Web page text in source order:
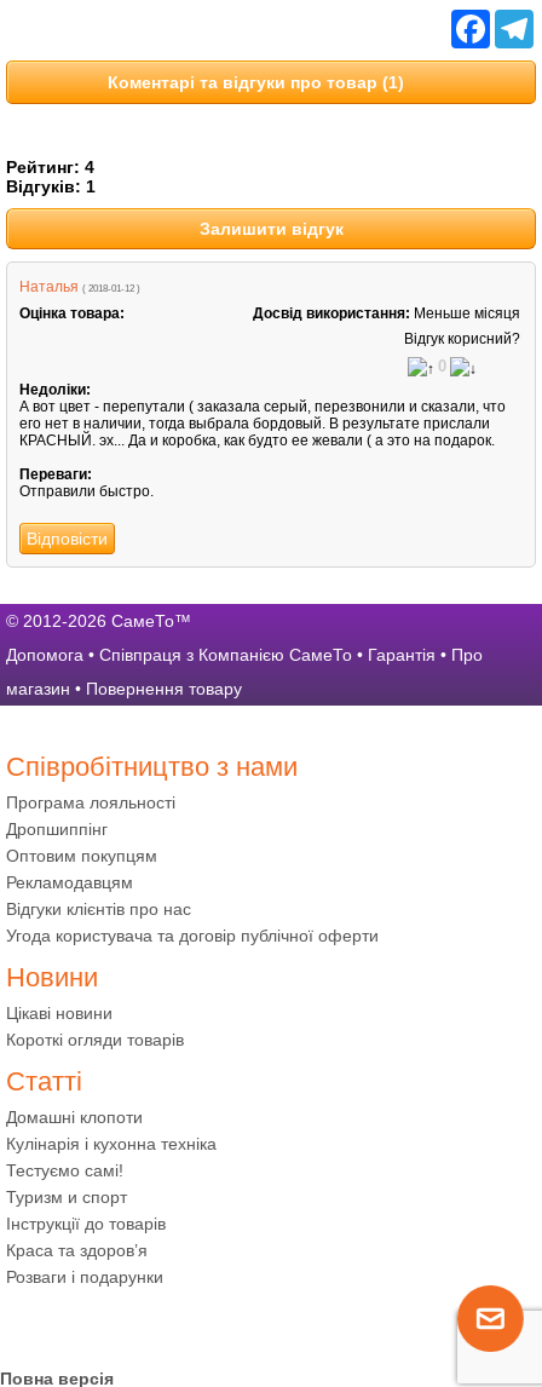
Коментарі та відгуки про товар (1)
Рейтинг: 4
Відгуків: 1
Залишити відгук
Наталья ( 2018-01-12 )
Оцінка товара: Досвід використання: Меньше місяця
Відгук корисний?
0
Недоліки:
А вот цвет - перепутали ( заказала серый, перезвонили и сказали, что
его нет в наличии, тогда выбрала бордовый. В результате прислали
КРАСНЫЙ. эх... Да и коробка, как будто ее жевали ( а это на подарок.
Переваги:
Отправили быстро.
Відповісти
© 2012-2026 СамеТо™
Допомога • Співпраця з Компанією СамеТо • Гарантія • Про
магазин • Повернення товару
Співробітництво з нами
Програма лояльності
Дропшиппінг
Оптовим покупцям
Рекламодавцям
Відгуки клієнтів про нас
Угода користувача та договір публічної оферти
Новини
Цікаві новини
Короткі огляди товарів
Статті
Домашні клопоти
Кулінарія і кухонна техніка
Тестуємо самі!
Туризм и спорт
Інструкції до товарів
Краса та здоров’я
Розваги і подарунки
Повна версія